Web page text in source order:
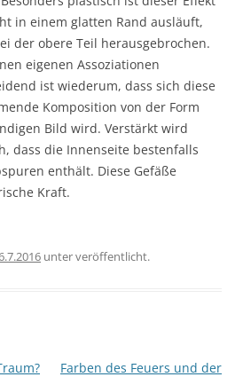
in einem glatten Rand ausläuft,
der obere Teil herausgebrochen.
eigenen Assoziationen
ist wiederum, dass sich diese
Komposition von der Form
Bild wird. Verstärkt wird
dass die Innenseite bestenfalls
enthält. Diese Gefäße
Kraft.
unterveröffentlicht.
Farben des Feuers und der